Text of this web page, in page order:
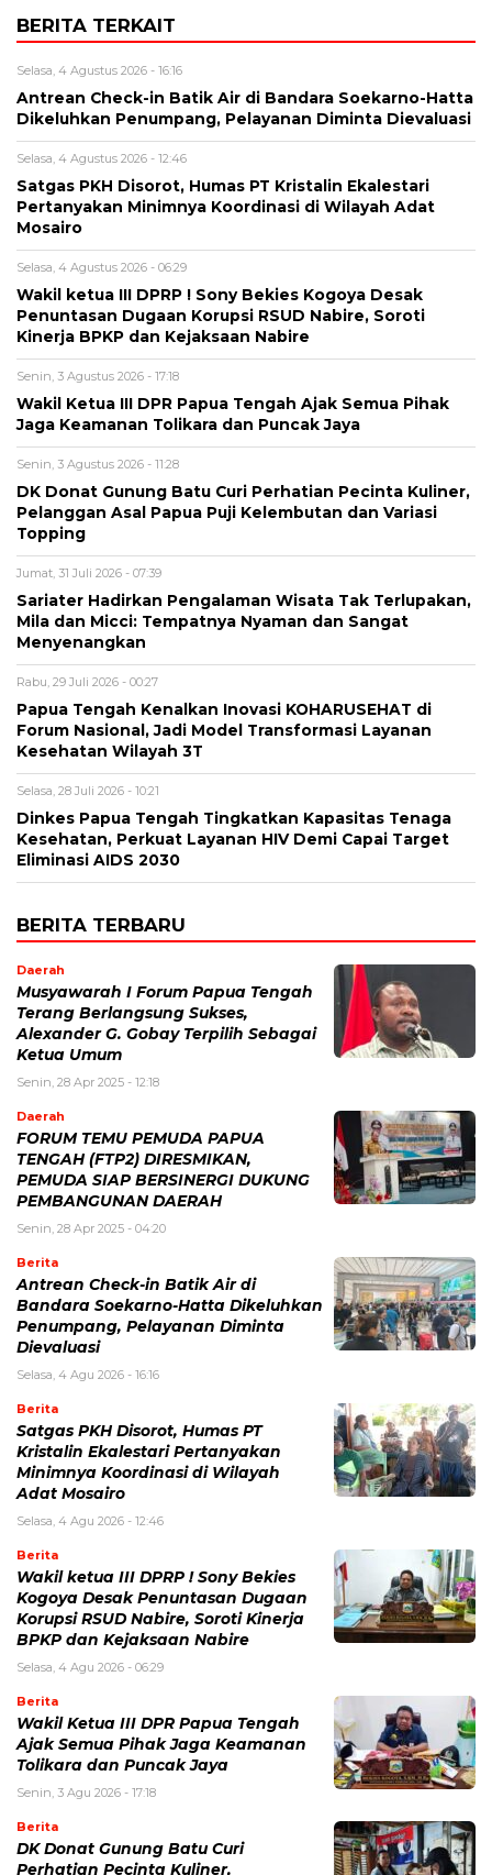
BERITA TERKAIT
Selasa, 4 Agustus 2026 - 16:16
Antrean Check-in Batik Air di Bandara Soekarno-Hatta
Dikeluhkan Penumpang, Pelayanan Diminta Dievaluasi
Selasa, 4 Agustus 2026 - 12:46
Satgas PKH Disorot, Humas PT Kristalin Ekalestari
Pertanyakan Minimnya Koordinasi di Wilayah Adat
Mosairo
Selasa, 4 Agustus 2026 - 06:29
Wakil ketua III DPRP ! Sony Bekies Kogoya Desak
Penuntasan Dugaan Korupsi RSUD Nabire, Soroti
Kinerja BPKP dan Kejaksaan Nabire
Senin, 3 Agustus 2026 - 17:18
Wakil Ketua III DPR Papua Tengah Ajak Semua Pihak
Jaga Keamanan Tolikara dan Puncak Jaya
Senin, 3 Agustus 2026 - 11:28
DK Donat Gunung Batu Curi Perhatian Pecinta Kuliner,
Pelanggan Asal Papua Puji Kelembutan dan Variasi
Topping
Jumat, 31 Juli 2026 - 07:39
Sariater Hadirkan Pengalaman Wisata Tak Terlupakan,
Mila dan Micci: Tempatnya Nyaman dan Sangat
Menyenangkan
Rabu, 29 Juli 2026 - 00:27
Papua Tengah Kenalkan Inovasi KOHARUSEHAT di
Forum Nasional, Jadi Model Transformasi Layanan
Kesehatan Wilayah 3T
Selasa, 28 Juli 2026 - 10:21
Dinkes Papua Tengah Tingkatkan Kapasitas Tenaga
Kesehatan, Perkuat Layanan HIV Demi Capai Target
Eliminasi AIDS 2030
BERITA TERBARU
Daerah
Musyawarah I Forum Papua Tengah
Terang Berlangsung Sukses,
Alexander G. Gobay Terpilih Sebagai
Ketua Umum
Senin, 28 Apr 2025 - 12:18
Daerah
FORUM TEMU PEMUDA PAPUA
TENGAH (FTP2) DIRESMIKAN,
PEMUDA SIAP BERSINERGI DUKUNG
PEMBANGUNAN DAERAH
Senin, 28 Apr 2025 - 04:20
Berita
Antrean Check-in Batik Air di
Bandara Soekarno-Hatta Dikeluhkan
Penumpang, Pelayanan Diminta
Dievaluasi
Selasa, 4 Agu 2026 - 16:16
Berita
Satgas PKH Disorot, Humas PT
Kristalin Ekalestari Pertanyakan
Minimnya Koordinasi di Wilayah
Adat Mosairo
Selasa, 4 Agu 2026 - 12:46
Berita
Wakil ketua III DPRP ! Sony Bekies
Kogoya Desak Penuntasan Dugaan
Korupsi RSUD Nabire, Soroti Kinerja
BPKP dan Kejaksaan Nabire
Selasa, 4 Agu 2026 - 06:29
Berita
Wakil Ketua III DPR Papua Tengah
Ajak Semua Pihak Jaga Keamanan
Tolikara dan Puncak Jaya
Senin, 3 Agu 2026 - 17:18
Berita
DK Donat Gunung Batu Curi
Perhatian Pecinta Kuliner,